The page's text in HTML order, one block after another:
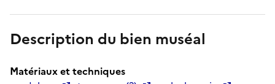
Description du bien muséal
Matériaux et techniques